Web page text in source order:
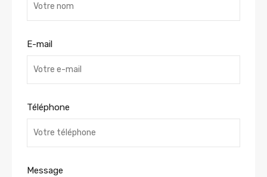
E-mail
Téléphone
Message